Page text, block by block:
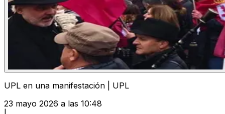
UPL en una manifestación | UPL
23 mayo 2026 a las 10:48